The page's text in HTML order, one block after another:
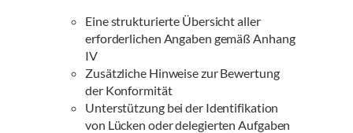
Eine strukturierte Übersicht aller
erforderlichen Angaben gemäß Anhang
IV
Zusätzliche Hinweise zur Bewertung
der Konformität
Unterstützung bei der Identifikation
von Lücken oder delegierten Aufgaben